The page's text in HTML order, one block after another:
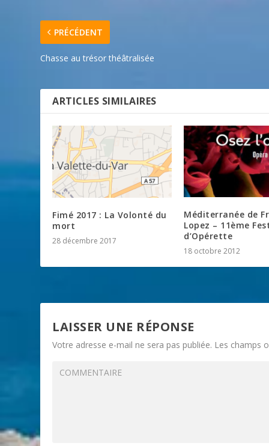
PRÉCÉDENT
Chasse au trésor théâtralisée
ARTICLES SIMILAIRES
Fimé 2017 : La Volonté du
mort
28 décembre 2017
Méditerranée de
Lopez – 11ème
d’Opérette
18 octobre 2012
LAISSER UNE RÉPONSE
Votre adresse e-mail ne sera pas publiée. Les champs